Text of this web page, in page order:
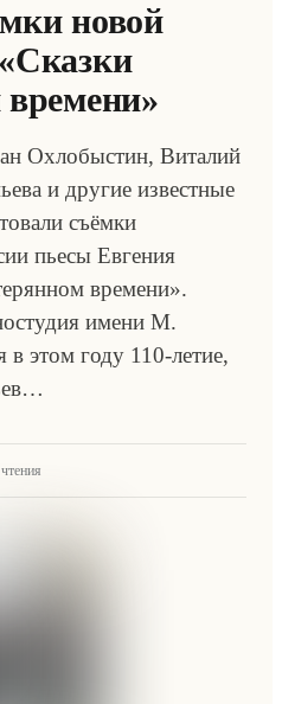
новой
Охлобыстин, Виталий
и другие известные
съёмки
пьесы Евгения
времени».
имени М.
этом году 110-летие,